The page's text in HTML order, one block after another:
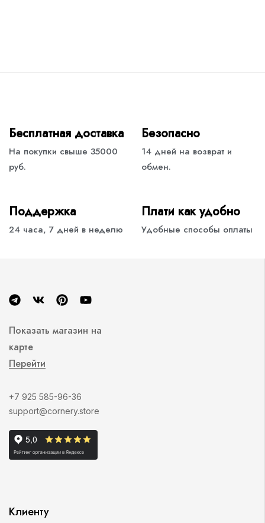
Бесплатная доставка
На покупки свыше 35000
руб.
Безопасно
14 дней на возврат и
обмен.
Поддержка
24 часа, 7 дней в неделю
Плати как удобно
Удобные способы оплаты
Показать магазин на
карте
Перейти
+7 925 585-96-36
support@cornery.store
Клиенту